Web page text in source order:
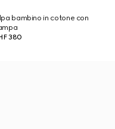
bambino in cotone con
380